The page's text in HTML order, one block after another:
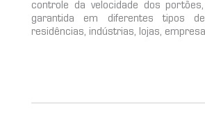
controle da velocidade dos
garantida em diferentes tipos
residências, indústrias, lojas,